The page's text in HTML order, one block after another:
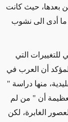
بعدها، حيث كانت
ما أدى الى نشوب
التي
أن العرب في
منها دراسة "
أن " من لم
الغابرة، لكن